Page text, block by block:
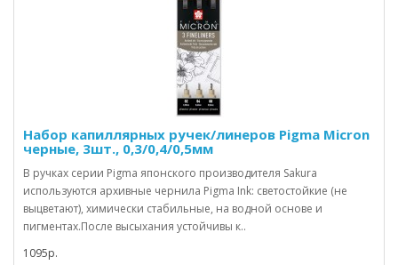
Набор капиллярных ручек/линеров Pigma Micron
черные, 3шт., 0,3/0,4/0,5мм
В ручках серии Pigma японского производителя Sakura
используются архивные чернила Pigma Ink: светостойкие (не
выцветают), химически стабильные, на водной основе и
пигментах.После высыхания устойчивы к..
1095р.